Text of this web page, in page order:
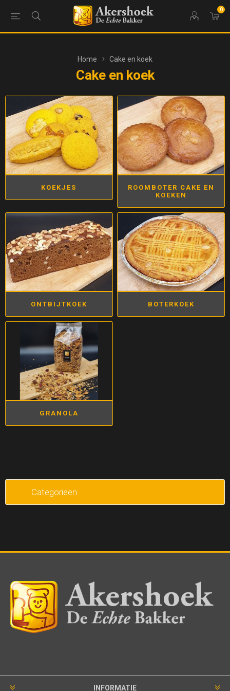
0
Home Cake en koek
Cake en koek
KOEKJES
ROOMBOTER CAKE EN
KOEKEN
ONTBIJTKOEK BOTERKOEK
GRANOLA
Categorieen
INFORMATIE